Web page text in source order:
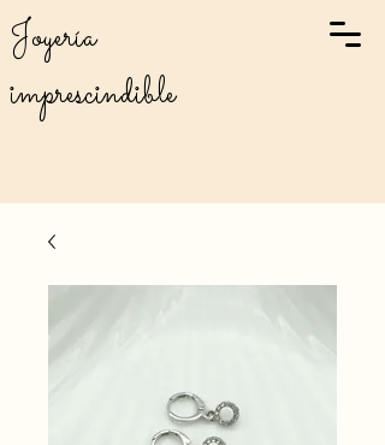
Joyería
imprescindible